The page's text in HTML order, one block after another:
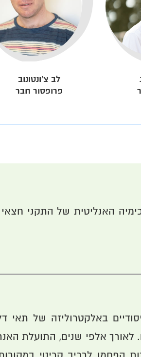
לב צ'ונטונוב
פרופסור חבר
האנליטית של התקני חצאי
באלקטרוליזה של תאי
לאורך אלפי שנים, התועלת